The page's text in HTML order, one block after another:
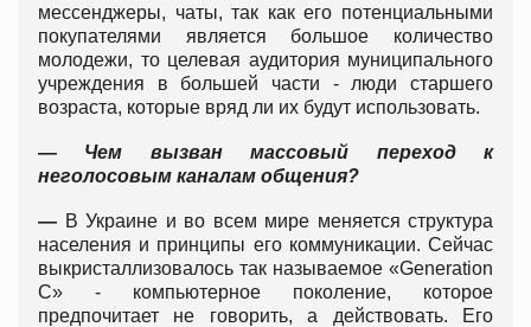
мессенджеры, чаты, так как его потенциальными
покупателями является большое количество
молодежи, то целевая аудитория муниципального
учреждения в большей части - люди старшего
возраста, которые вряд ли их будут использовать.
— Чем вызван массовый переход к
неголосовым каналам общения?
— В Украине и во всем мире меняется структура
населения и принципы его коммуникации. Сейчас
выкристаллизовалось так называемое «Generation
C» - компьютерное поколение, которое
предпочитает не говорить, а действовать. Его